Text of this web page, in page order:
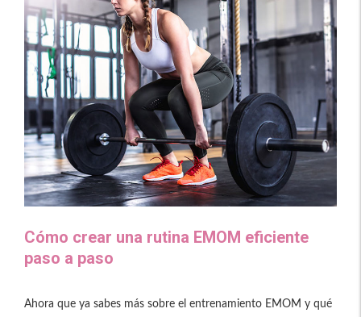
Cómo crear una rutina EMOM eficiente
paso a paso
Ahora que ya sabes más sobre el entrenamiento EMOM y qué